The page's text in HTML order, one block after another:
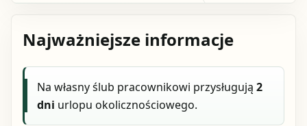
Najważniejsze informacje
Na własny ślub pracownikowi przysługują2
dni urlopu okolicznościowego.